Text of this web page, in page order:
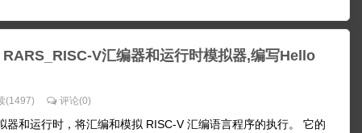
RARS_RISC-V汇编器和运行时模拟器,编写Hello
(1497) 评论(0)
器和运行时，将汇编和模拟 RISC-V 汇编语言程序的执行。 它的